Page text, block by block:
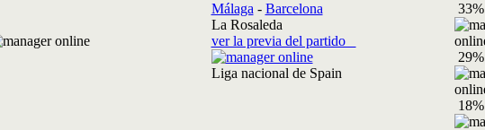
Málaga - Barcelona
La Rosaleda
ver la previa del partido
Liga nacional de Spain
33%
29%
18%